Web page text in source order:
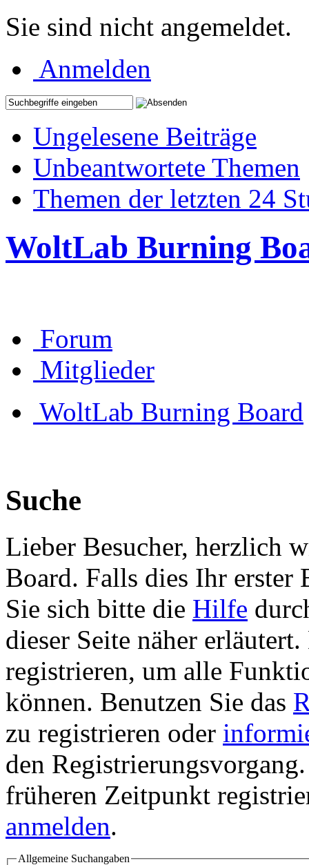
Sie sind nicht angemeldet.
Anmelden
Ungelesene Beiträge
Unbeantwortete Themen
Themen der letzten 24
WoltLab Burning
Forum
Mitglieder
WoltLab Burning Board
Suche
Lieber Besucher, herzlich
Board. Falls dies Ihr erster
Sie sich bitte die Hilfe
dieser Seite näher
registrieren, um alle
können. Benutzen Sie das
zu registrieren oder
den
früheren Zeitpunkt
anmelden.
Allgemeine Suchangaben